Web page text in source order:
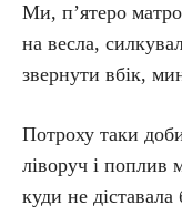
Ми, п’ятеро
на весла,
звернути вбік,
Потроху таки
ліворуч і поплив
куди не діставала